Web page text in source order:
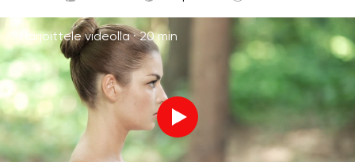
Harjoittele videolla ·20 min